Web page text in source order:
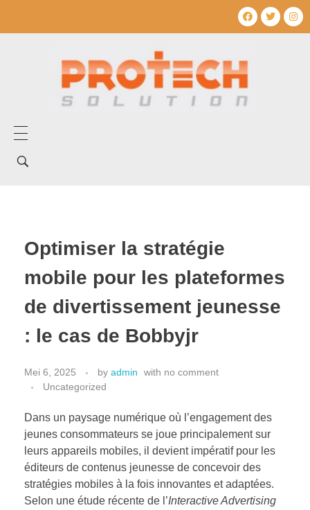
Home
Produk Kami
Mechanical Electrical
Produk Mechanical electrical
PriceList Mechanical electrical
Umum
Elektronik
Handphone & Tablet
Office & Stationery
Voice Recorder
Work Services
Hubungi Kami
Optimiser la stratégie
mobile pour les plateformes
de divertissement jeunesse
: le cas de Bobbyjr
Mei 6, 2025 by admin with no comment
Uncategorized
Dans un paysage numérique où l’engagement des
jeunes consommateurs se joue principalement sur
leurs appareils mobiles, il devient impératif pour les
éditeurs de contenus jeunesse de concevoir des
stratégies mobiles à la fois innovantes et adaptées.
Selon une étude récente de l’Interactive Advertising